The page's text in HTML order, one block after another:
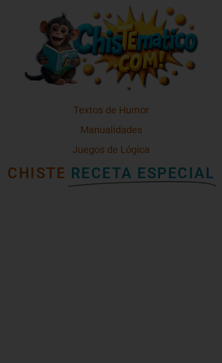
Textos de Humor
Manualidades
Juegos de Lógica
CHISTE RECETA ESPECIAL